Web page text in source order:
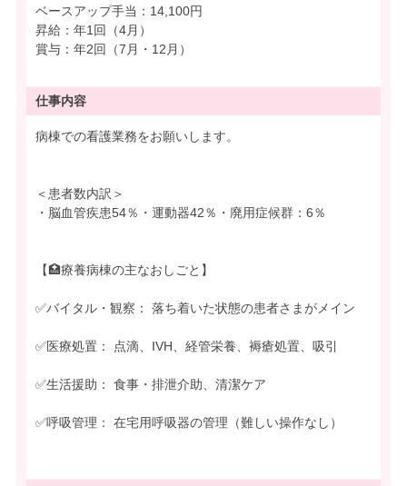
ベースアップ手当：14,100円
昇給：年1回（4月）
賞与：年2回（7月・12月）
仕事内容
病棟での看護業務をお願いします。
＜患者数内訳＞
・脳血管疾患54％・運動器42％・廃用症候群：6％
【🏥療養病棟の主なおしごと】
✅バイタル・観察： 落ち着いた状態の患者さまがメイン
✅医療処置： 点滴、IVH、経管栄養、褥瘡処置、吸引
✅生活援助： 食事・排泄介助、清潔ケア
✅呼吸管理： 在宅用呼吸器の管理（難しい操作なし）